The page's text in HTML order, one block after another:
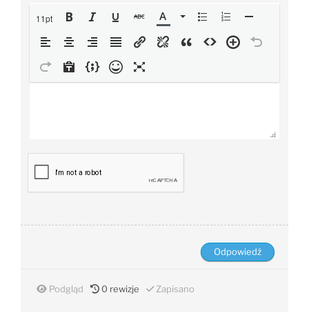
11pt
Podgląd 0 rewizje Zapisano